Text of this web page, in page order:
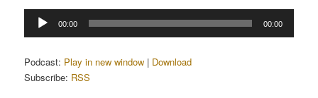
Tocador
00:00 00:00
Podcast: Play in new window | Download
Subscribe: RSS